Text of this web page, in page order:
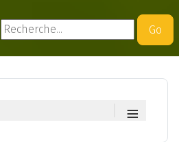
Rechercher
Go
≡